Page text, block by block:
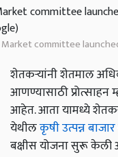
Market committee
शेतकऱ्यांनी शेतमाल
आणण्यासाठी
आहेत. आता यामध्ये
येथीलकृषी उत्पन्न बाजार
बक्षीस योजना सुरू